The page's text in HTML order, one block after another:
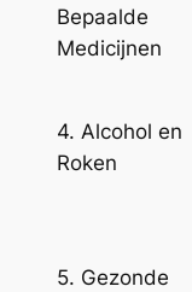
Bepaalde
Medicijnen
4. Alcohol en
Roken
5. Gezonde